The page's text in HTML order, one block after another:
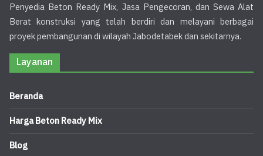
Penyedia Beton Ready Mix, Jasa Pengecoran, dan Sewa Alat
Berat konstruksi yang telah berdiri dan melayani berbagai
proyek pembangunan di wilayah Jabodetabek dan sekitarnya.
Layanan
Beranda
Harga Beton Ready Mix
Blog